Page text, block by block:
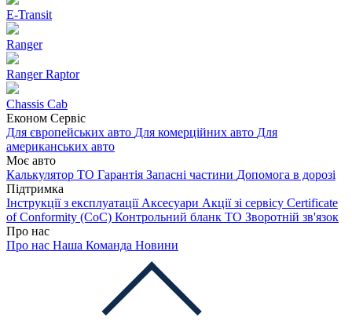
E-Transit
Ranger
Ranger Raptor
Chassis Cab
Економ Сервіс
Для європейських авто Для комерційних авто Для
американських авто
Моє авто
Калькулятор ТО Гарантія Запасні частини Допомога в дорозі
Підтримка
Інструкції з експлуатації Аксесуари Акції зі сервісу Certificate
of Conformity (CoC) Контрольний бланк ТО Зворотній зв'язок
Про нас
Про нас Наша Команда Новини